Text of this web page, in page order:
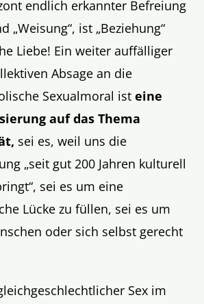
endlich erkannter Befreiung
„Weisung“, ist „Beziehung“
Liebe! Ein weiter auffälliger
Absage an die
Sexualmoral ist eine
auf das Thema
sei es, weil uns die
„seit gut 200 Jahren kulturell
“, sei es um eine
Lücke zu füllen, sei es um
oder sich selbst gerecht
Sex im